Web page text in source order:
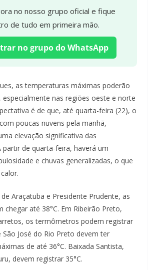
no nosso grupo oficial e fique
de tudo em primeira mão.
no grupo do WhatsApp
as temperaturas máximas poderão
especialmente nas regiões oeste e norte
é de que, até quarta-feira (22), o
poucas nuvens pela manhã,
elevação significativa das
partir de quarta-feira, haverá um
e chuvas generalizadas, o que
Araçatuba e Presidente Prudente, as
chegar até 38°C. Em Ribeirão Preto,
os termômetros podem registrar
São José do Rio Preto devem ter
de até 36°C. Baixada Santista,
devem registrar 35°C.